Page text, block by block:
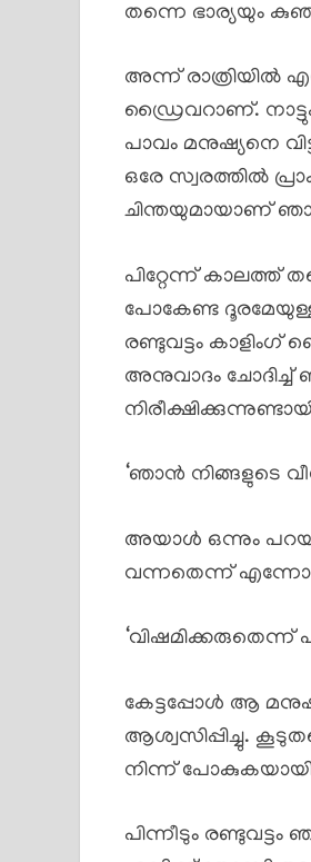
തന്നെ ഭാര്യയും
അന്ന് രാത്രിയിൽ
ഡ്രൈവറാണ്.
പാവം മനുഷ്യനെ
ഒരേ സ്വരത്തിൽ
ചിന്തയുമായാണ്
പിറ്റേന്ന് കാലത്ത്
പോകേണ്ട
രണ്ടുവട്ടം
അനുവാദം
‘ഞാൻ നിങ്ങളുടെ
അയാൾ ഒന്നും
വന്നതെന്ന് എന്നോട്
‘വിഷമിക്കരുതെന്ന്
കേട്ടപ്പോൾ ആ
ആശ്വസിപ്പിച്ചു.
നിന്ന്
പിന്നീടും